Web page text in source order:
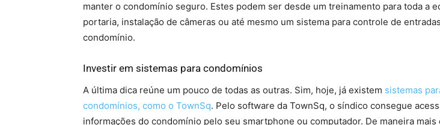
manter o condomínio seguro. Estes podem ser desde um treinamento para toda a
portaria, instalação de câmeras ou até mesmo um sistema para controle de
condomínio.
Investir em sistemas para condomínios
A última dica reúne um pouco de todas as outras. Sim, hoje, já existem sistemas
condomínios, como o TownSq. Pelo software da TownSq, o síndico consegue
informações do condomínio pelo seu smartphone ou computador. De maneira mais